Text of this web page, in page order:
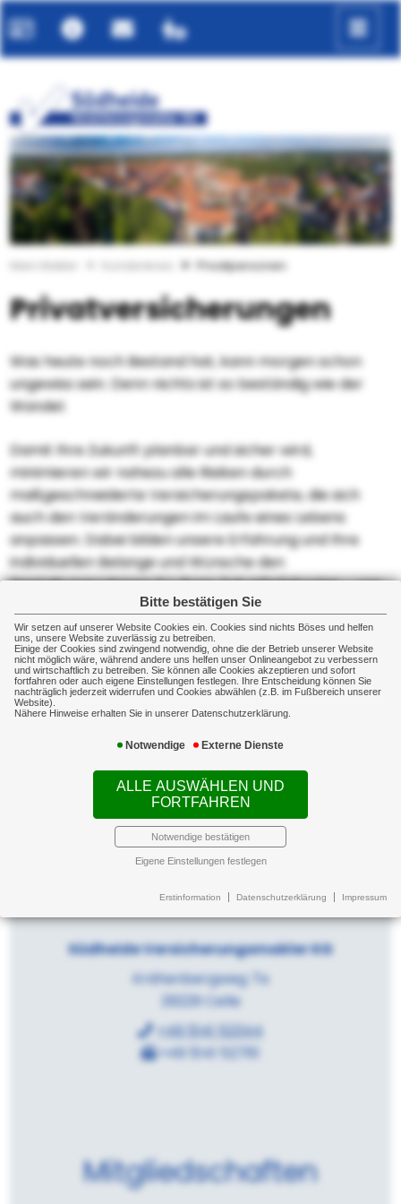
Bitte bestätigen Sie
Wir setzen auf unserer Website Cookies ein. Cookies sind nichts Böses und helfen
uns, unsere Website zuverlässig zu betreiben.
Einige der Cookies sind zwingend notwendig, ohne die der Betrieb unserer Website
nicht möglich wäre, während andere uns helfen unser Onlineangebot zu verbessern
und wirtschaftlich zu betreiben. Sie können alle Cookies akzeptieren und sofort
fortfahren oder auch eigene Einstellungen festlegen. Ihre Entscheidung können Sie
nachträglich jederzeit widerrufen und Cookies abwählen (z.B. im Fußbereich unserer
Website).
Nähere Hinweise erhalten Sie in unserer Datenschutzerklärung.
Notwendige Externe Dienste
ALLE AUSWÄHLEN UND
FORTFAHREN
Notwendige bestätigen
Eigene Einstellungen festlegen
Erstinformation Datenschutzerklärung Impressum
zurück weiter
Privatpersonen
Privatversicherungen
Was heute noch Bestand hat, kann morgen schon
ungewiss sein. Denn nichts ist so beständig wie der
Wandel.
Damit Ihre Zukunft planbar und sicher wird,
minimieren wir nahezu alle Risiken durch
maßgeschneiderte Versicherungspakete, die sich
auch den Veränderungen im Laufe eines Lebens
anpassen. Dabei bilden unsere Erfahrung und Ihre
individuellen Belange und Wünsche den
Gestaltungsrahmen für Ihren Zukunftsfahrplan - von
A bis Z: Allgemeine Haftungsrisiken verlieren dann
ebenso ihre Schrecken wie Altersvorsorge, Lebens-
oder Zahnzusatzversicherung.
Egal, wie Ihre Planung für die Zukunft aussieht - wir
minimieren die Risiken. Das können wir Ihnen
Kontakt
Südheide Versicherungsmakler KG
Krähenbergweg 7a
29229 Celle
+49 5141 52344
+49 5141 52761
Mitgliedschaften